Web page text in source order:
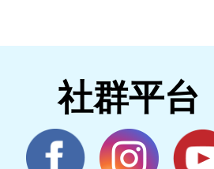
社群平台